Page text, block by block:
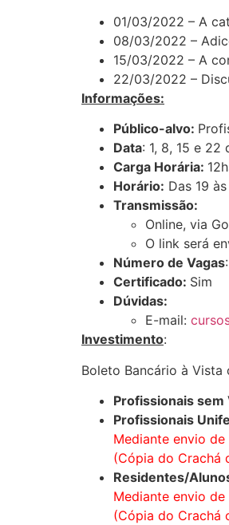
01/03/2022 – A
08/03/2022 –
15/03/2022 – A
22/03/2022 –
Informações:
Público-alvo:
Data: 1, 8, 15 e
Carga Horária:
Horário: Das 19
Transmissão:
Online, via
O link será
Número de Vagas
Certificado: Sim
Dúvidas:
E-mail:
Investimento:
Boleto Bancário à
Profissionais
Profissionais
Mediante envio
(Cópia do Crachá
Residentes/
Mediante envio
(Cópia do Crachá